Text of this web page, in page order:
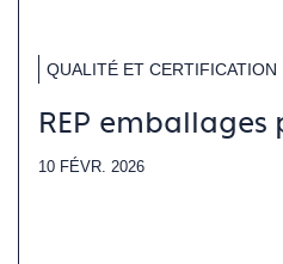
QUALITÉ ET CERTIFICATION
REP emballages
10 FÉVR. 2026